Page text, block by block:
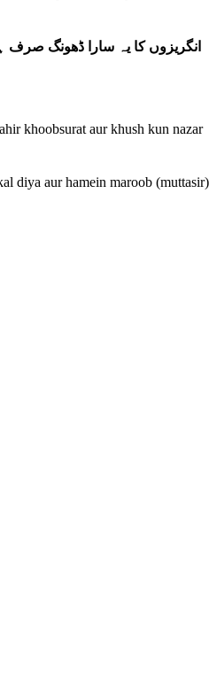
انگریزوں کا یہ سارا ڈھونگ
khoobsurat aur khush kun nazar
diya aur hamein maroob (muttasir)